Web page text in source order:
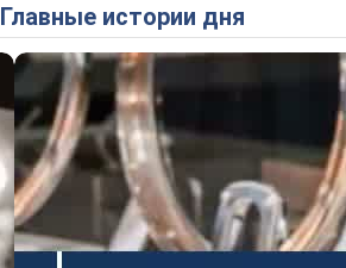
Главные истории дня